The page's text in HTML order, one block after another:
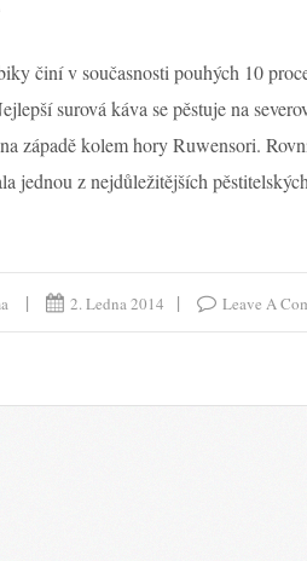
činí v současnosti pouhých 10
surová káva se pěstuje na
západě kolem hory Ruwensori.
jednou z nejdůležitějších
2. Ledna 2014 Leave A